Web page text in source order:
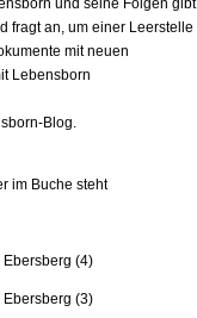
und seine Folgen gibt
fragt an, um einer Leerstelle
mit neuen
Lebensborn
Blog.
im Buche steht
Ebersberg (4)
Ebersberg (3)